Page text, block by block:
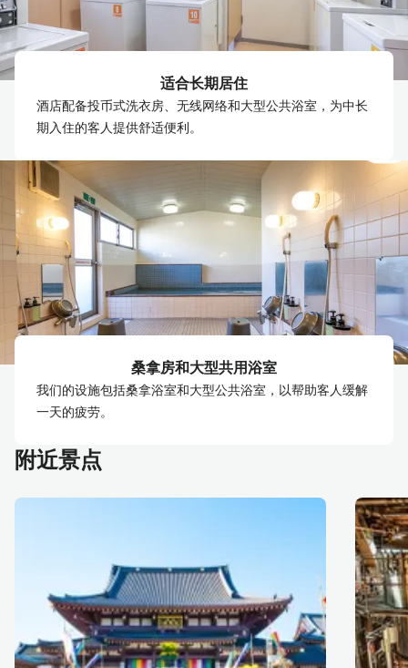
适合长期居住
酒店配备投币式洗衣房、无线网络和大型公共浴室，为中长
期入住的客人提供舒适便利。
桑拿房和大型共用浴室
我们的设施包括桑拿浴室和大型公共浴室，以帮助客人缓解
一天的疲劳。
附近景点